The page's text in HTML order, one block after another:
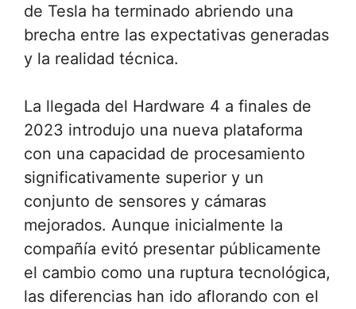
de Tesla ha terminado abriendo una
brecha entre las expectativas generadas
y la realidad técnica.
La llegada del Hardware 4 a finales de
2023 introdujo una nueva plataforma
con una capacidad de procesamiento
significativamente superior y un
conjunto de sensores y cámaras
mejorados. Aunque inicialmente la
compañía evitó presentar públicamente
el cambio como una ruptura tecnológica,
las diferencias han ido aflorando con el